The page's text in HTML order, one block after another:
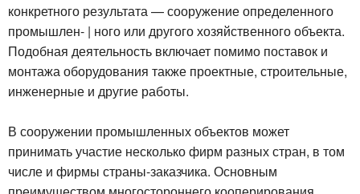
конкретного результата — сооружение определенного
промышлен- | ного или другого хозяйственного объекта.
Подобная деятельность включает помимо поставок и
монтажа оборудования также проектные, строительные,
инженерные и другие работы.
В сооружении промышленных объектов может
принимать участие несколько фирм разных стран, в том
числе и фирмы страны-заказчика. Основным